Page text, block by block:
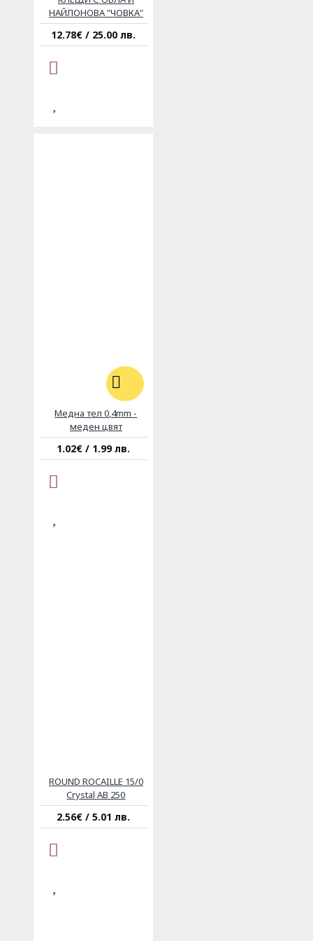
НАЙЛОНОВА "ЧОВКА"
12.78€ / 25.00 лв.
Медна тел 0,4mm -
меден цвят
1.02€ / 1.99 лв.
ROUND ROCAILLE 15/0
Crystal AB 250
2.56€ / 5.01 лв.